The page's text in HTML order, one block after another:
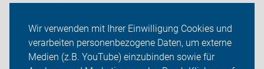
Wir verwenden mit Ihrer Einwilligung Cookies und
verarbeiten personenbezogene Daten, um externe
Medien (z.B. YouTube) einzubinden sowie für
ADFC Ennepe-Ruhr